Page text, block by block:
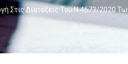
Στις Διατάξεις Του Ν.4673/2020